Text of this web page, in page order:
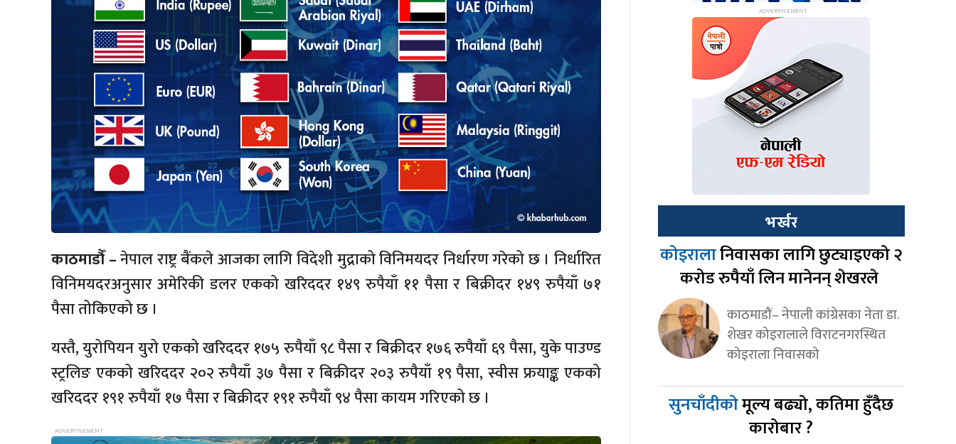
काठमाडौँ –नेपाल राष्ट्र बैंकले आजका लागि विदेशी मुद्राको विनिमयदर निर्धारण गरेको छ । निर्धारित
विनिमयदरअनुसार अमेरिकी डलर एकको खरिददर १४९ रुपैयाँ ११ पैसा र बिक्रीदर १४९ रुपैयाँ ७१
पैसा तोकिएको छ ।
यस्तै, युरोपियन युरो एकको खरिददर १७५ रुपैयाँ ९८ पैसा र बिक्रीदर १७६ रुपैयाँ ६९ पैसा, युके पाउण्ड
स्ट्रलिङ एकको खरिददर २०२ रुपैयाँ ३७ पैसा र बिक्रीदर २०३ रुपैयाँ १९ पैसा, स्वीस फ्रयाङ्क एकको
खरिददर १९१ रुपैयाँ १७ पैसा र बिक्रीदर १९१ रुपैयाँ ९४ पैसा कायम गरिएको छ ।
भर्खर
कोइरालानिवासका लागि छुट्याइएको २
करोड रुपैयाँ लिन मानेनन् शेखरले
काठमाडौं– नेपाली कांग्रेसका नेता डा.
शेखर कोइरालाले विराटनगरस्थित
कोइराला निवासको
सुनचाँदीकोमूल्य बढ्यो, कतिमा हुँदैछ
कारोबार ?